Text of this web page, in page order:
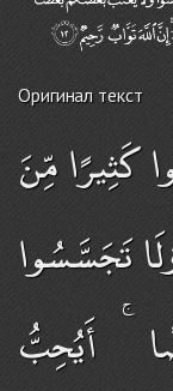
Оригинал текст
كَثِيرًا مِّنَ
تَجَسَّسُوا
أَيُحِبُّ